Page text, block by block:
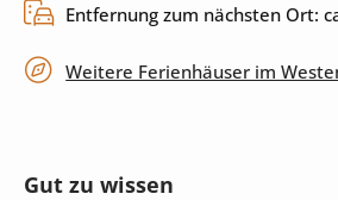
Entfernung zum nächsten Ort:
Weitere Ferienhäuser im
Gut zu wissen